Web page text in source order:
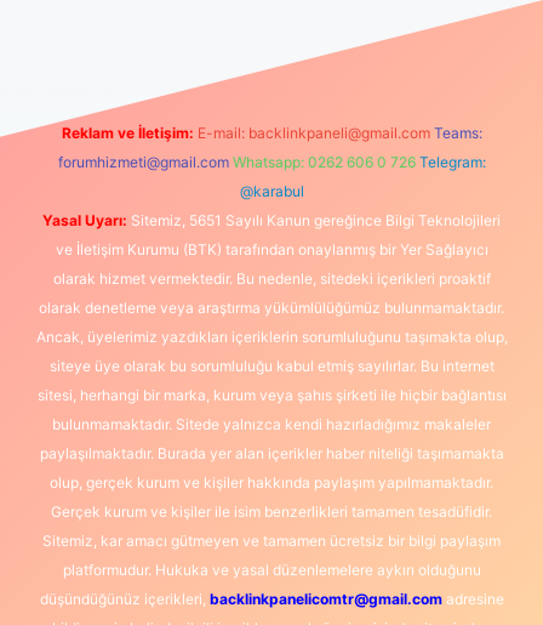
Reklam ve İletişim: E-mail: backlinkpaneli@gmail.com Teams:
forumhizmeti@gmail.com Whatsapp: 0262 606 0 726 Telegram:
@karabul
Yasal Uyarı: Sitemiz, 5651 Sayılı Kanun gereğince Bilgi Teknolojileri
ve İletişim Kurumu (BTK) tarafından onaylanmış bir Yer Sağlayıcı
olarak hizmet vermektedir. Bu nedenle, sitedeki içerikleri proaktif
olarak denetleme veya araştırma yükümlülüğümüz bulunmamaktadır.
Ancak, üyelerimiz yazdıkları içeriklerin sorumluluğunu taşımakta olup,
siteye üye olarak bu sorumluluğu kabul etmiş sayılırlar. Bu internet
sitesi, herhangi bir marka, kurum veya şahıs şirketi ile hiçbir bağlantısı
bulunmamaktadır. Sitede yalnızca kendi hazırladığımız makaleler
paylaşılmaktadır. Burada yer alan içerikler haber niteliği taşımamakta
olup, gerçek kurum ve kişiler hakkında paylaşım yapılmamaktadır.
Gerçek kurum ve kişiler ile isim benzerlikleri tamamen tesadüfidir.
Sitemiz, kar amacı gütmeyen ve tamamen ücretsiz bir bilgi paylaşım
platformudur. Hukuka ve yasal düzenlemelere aykırı olduğunu
düşündüğünüz içerikleri, backlinkpanelicomtr@gmail.comadresine